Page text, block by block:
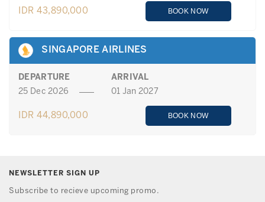
IDR 43,890,000 BOOK NOW
SINGAPORE AIRLINES
DEPARTURE
ARRIVAL
25 Dec 2026
01 Jan 2027
IDR 44,890,000 BOOK NOW
NEWSLETTER SIGN UP
Subscribe to recieve upcoming promo.